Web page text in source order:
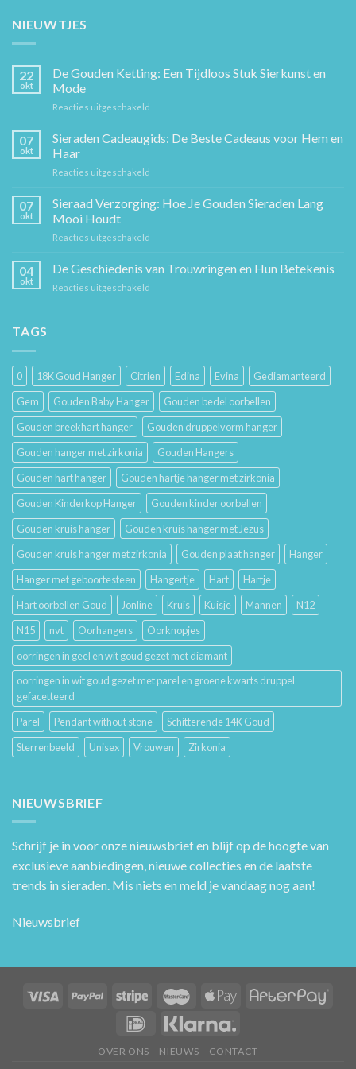
NIEUWTJES
22
okt
De Gouden Ketting: Een Tijdloos Stuk Sierkunst en
Mode
Reacties uitgeschakeld
Gouden
Sierkunst
07
okt
Sieraden Cadeaugids: De Beste Cadeaus voor Hem en
Haar
Reacties uitgeschakeld
Cadeaugids:
De
Hem
07
okt
Sieraad Verzorging: Hoe Je Gouden Sieraden Lang
Mooi Houdt
Reacties uitgeschakeld
Verzorging:
04
okt
De Geschiedenis van Trouwringen en Hun Betekenis
Reacties uitgeschakeld
Hun
Betekenis
TAGS
0 18K Goud Hanger Citrien Edina Evina
Gediamanteerd
Gem
Gouden Baby Hanger
Gouden bedel oorbellen
Gouden breekhart hanger
Gouden druppelvorm hanger
Gouden hanger met zirkonia
Gouden Hangers
Gouden hart hanger
Gouden hartje hanger met zirkonia
Gouden Kinderkop Hanger
Gouden kinder oorbellen
Gouden kruis hanger
Gouden kruis hanger met Jezus
Gouden kruis hanger met zirkonia
Gouden plaat hanger
Hanger
Hanger met geboortesteen
Hangertje Hart
Hartje
Hart oorbellen Goud
Jonline Kruis Kuisje Mannen
N12
N15
nvt Oorhangers
Oorknopjes
oorringen in geel en wit goud gezet met diamant
oorringen in wit goud gezet met parel en groene kwarts druppel
gefacetteerd
Parel
Pendant without stone
Schitterende 14K Goud
Sterrenbeeld
Unisex Vrouwen Zirkonia
NIEUWSBRIEF
Schrijf je in voor onze nieuwsbrief en blijf op de hoogte van
exclusieve aanbiedingen, nieuwe collecties en de laatste
trends in sieraden. Mis niets en meld je vandaag nog aan!
Nieuwsbrief
OVER ONS NIEUWS CONTACT